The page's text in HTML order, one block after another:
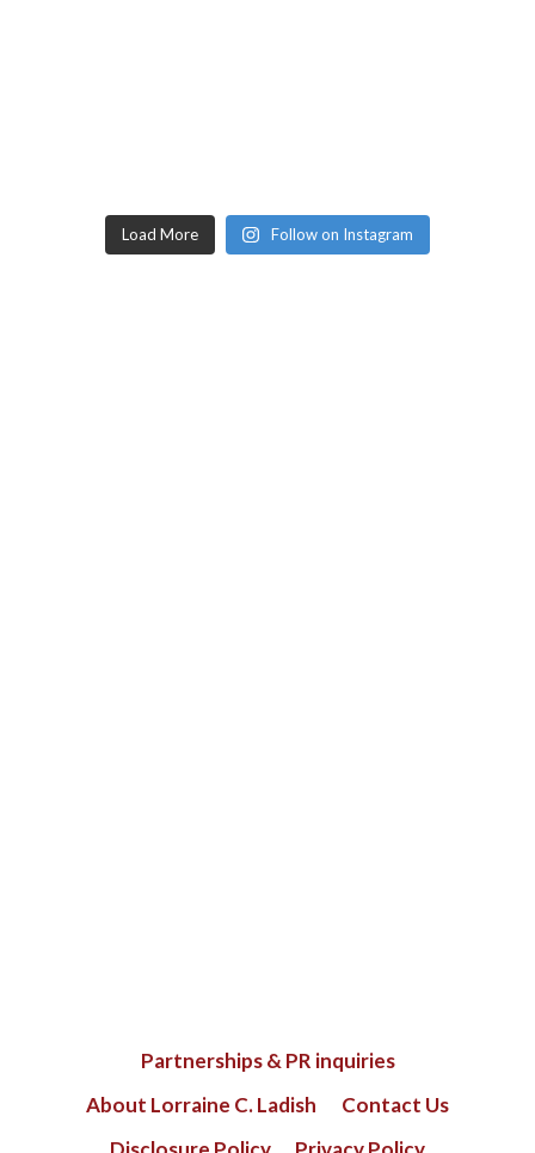
Load More Follow on Instagram
Partnerships & PR inquiries
About Lorraine C. Ladish
Contact Us